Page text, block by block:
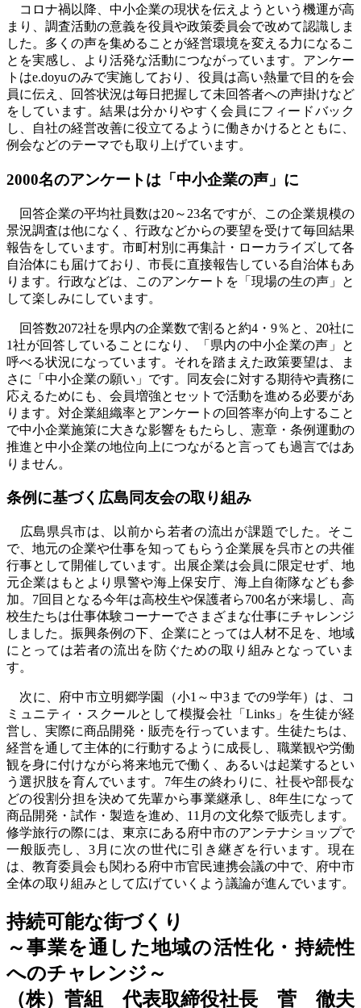
コロナ禍以降、中小企業の現状を伝えようという機運が高
まり、調査活動の意義を役員や政策委員会で改めて認識しま
した。多くの声を集めることが経営環境を変える力になるこ
とを実感し、より活発な活動につながっています。アンケー
トはe.doyuのみで実施しており、役員は高い熱量で目的を会
員に伝え、回答状況は毎日把握して未回答者への声掛けなど
をしています。結果は分かりやすく会員にフィードバック
し、自社の経営改善に役立てるように働きかけるとともに、
例会などのテーマでも取り上げています。
2000名のアンケートは「中小企業の声」に
回答企業の平均社員数は20～23名ですが、この企業規模の
景況調査は他になく、行政などからの要望を受けて毎回結果
報告をしています。市町村別に再集計・ローカライズして各
自治体にも届けており、市長に直接報告している自治体もあ
ります。行政などは、このアンケートを「現場の生の声」と
して楽しみにしています。
回答数2072社を県内の企業数で割ると約4・9％と、20社に
1社が回答していることになり、「県内の中小企業の声」と
呼べる状況になっています。それを踏まえた政策要望は、ま
さに「中小企業の願い」です。同友会に対する期待や責務に
応えるためにも、会員増強とセットで活動を進める必要があ
ります。対企業組織率とアンケートの回答率が向上すること
で中小企業施策に大きな影響をもたらし、憲章・条例運動の
推進と中小企業の地位向上につながると言っても過言ではあ
りません。
条例に基づく広島同友会の取り組み
広島県呉市は、以前から若者の流出が課題でした。そこ
で、地元の企業や仕事を知ってもらう企業展を呉市との共催
行事として開催しています。出展企業は会員に限定せず、地
元企業はもとより県警や海上保安庁、海上自衛隊なども参
加。7回目となる今年は高校生や保護者ら700名が来場し、高
校生たちは仕事体験コーナーでさまざまな仕事にチャレンジ
しました。振興条例の下、企業にとっては人材不足を、地域
にとっては若者の流出を防ぐための取り組みとなっていま
す。
次に、府中市立明郷学園（小1～中3までの9学年）は、コ
ミュニティ・スクールとして模擬会社「Links」を生徒が経
営し、実際に商品開発・販売を行っています。生徒たちは、
経営を通して主体的に行動するように成長し、職業観や労働
観を身に付けながら将来地元で働く、あるいは起業するとい
う選択肢を育んでいます。7年生の終わりに、社長や部長な
どの役割分担を決めて先輩から事業継承し、8年生になって
商品開発・試作・製造を進め、11月の文化祭で販売します。
修学旅行の際には、東京にある府中市のアンテナショップで
一般販売し、3月に次の世代に引き継ぎを行います。現在
は、教育委員会も関わる府中市官民連携会議の中で、府中市
全体の取り組みとして広げていくよう議論が進んでいます。
持続可能な街づくり
～事業を通した地域の活性化・持続性
へのチャレンジ～
（株）菅組 代表取締役社長 菅 徹夫